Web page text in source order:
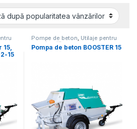
15,
15
Pompe de beton, Utilaje pentru
construcții
Pompa de beton BOOSTER 15